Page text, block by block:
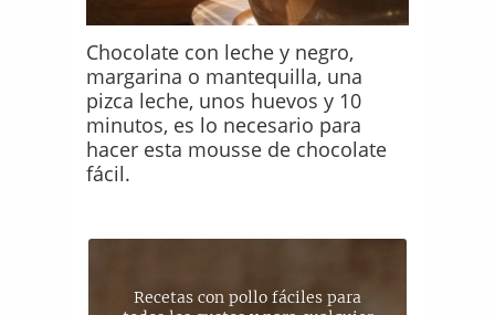
Chocolate con leche y negro,
margarina o mantequilla, una
pizca leche, unos huevos y 10
minutos, es lo necesario para
hacer esta mousse de chocolate
fácil.
Recetas con pollo fáciles para